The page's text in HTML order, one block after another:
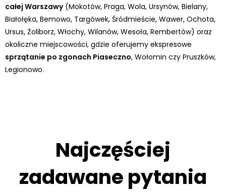
całej Warszawy(Mokotów, Praga, Wola, Ursynów, Bielany,
Białołęka, Bemowo, Targówek, Śródmieście, Wawer, Ochota,
Ursus, Żoliborz, Włochy, Wilanów, Wesoła, Rembertów) oraz
okoliczne miejscowości, gdzie oferujemy ekspresowe
sprzątanie po zgonach Piaseczno, Wołomin czy Pruszków,
Legionowo.
Najczęściej
zadawane pytania